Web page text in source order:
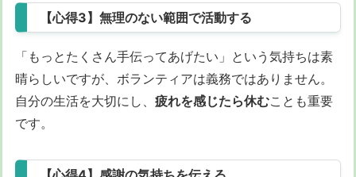
【心得3】無理のない範囲で活動する
「もっとたくさん手伝ってあげたい」という気持ちは素
晴らしいですが、ボランティアは義務ではありません。
自分の生活を大切にし、 疲れを感じたら休むことも重要
です。